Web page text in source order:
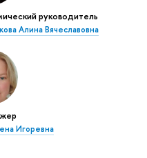
руководитель
Алина Вячеславовна
Игоревна